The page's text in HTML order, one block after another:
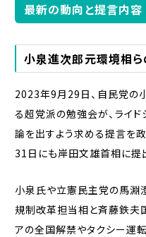
最新の動向と提言内容
小泉進次郎元環境相
2023年9月29日、自民党の
る超党派の勉強会が、ライ
論を出すよう求める提言を
31日にも岸田文雄首相に提
小泉氏や立憲民主党の馬淵
規制改革担当相と斉藤鉄夫
アの全国解禁やタクシー運